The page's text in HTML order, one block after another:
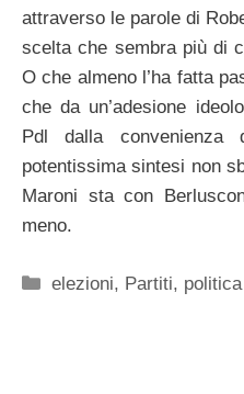
attraverso le parole di
scelta che sembra più di
O che almeno l’ha fatta
che da un’adesione
Pdl dalla convenienza
potentissima sintesi non
Maroni sta con
meno.
Categorie
elezioni, Partiti,